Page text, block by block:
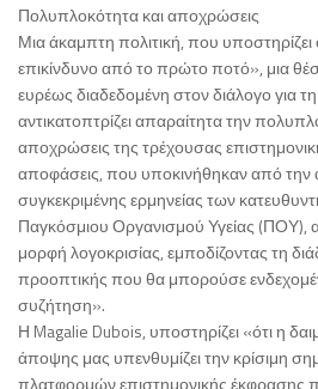
Πολυπλοκότητα και αποχρώσεις
Μια άκαμπτη πολιτική, που υποστηρίζει
επικίνδυνο από το πρώτο ποτό», μια
ευρέως διαδεδομένη στον διάλογο για
αντικατοπτρίζει απαραίτητα την
αποχρώσεις της τρέχουσας
αποφάσεις, που υποκινήθηκαν από την
συγκεκριμένης ερμηνείας των
Παγκόσμιου Οργανισμού Υγείας (ΠΟΥ),
μορφή λογοκρισίας, εμποδίζοντας τη
προοπτικής που θα μπορούσε
συζήτηση».
Η Magalie Dubois, υποστηρίζει «ότι η
άποψης μας υπενθυμίζει την κρίσιμη
πλατφορμών επιστημονικής έκφρασης